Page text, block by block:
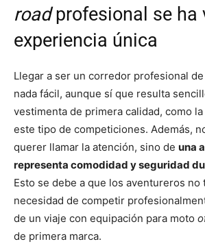
roadprofesional se ha
experiencia única
Llegar a ser un corredor profesional de
nada fácil, aunque sí que resulta
vestimenta de primera calidad, como
este tipo de competiciones. Además,
querer llamar la atención, sino de una
representa comodidad y seguridad
Esto se debe a que los aventureros no
necesidad de competir
de un viaje con equipación para moto
de primera marca.